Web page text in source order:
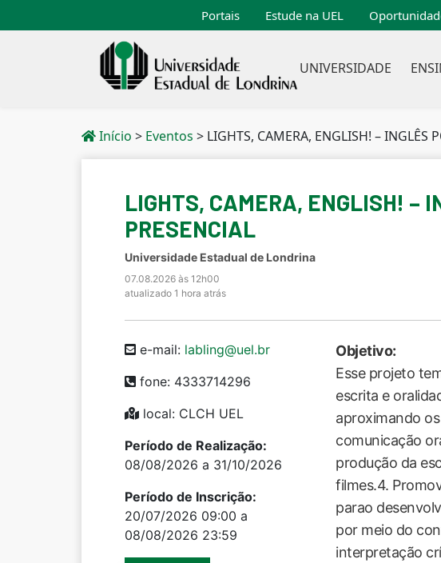
Portais Estude na UEL
UNIVERSIDADE
Início > Eventos > LIGHTS, CAMERA, ENGLISH! – INGLÊS
LIGHTS, CAMERA, ENGLISH! –
PRESENCIAL
Universidade Estadual de Londrina
07.08.2026 às 12h00
atualizado 1 hora atrás
e-mail: labling@uel.br
fone: 4333714296
local: CLCH UEL
Período de Realização:
08/08/2026 a 31/10/2026
Período de Inscrição:
20/07/2026 09:00 a
08/08/2026 23:59
Objetivo:
Esse projeto
escrita e
aproximando
comunicação
produção da
filmes.4.
parao
por meio do
interpretação